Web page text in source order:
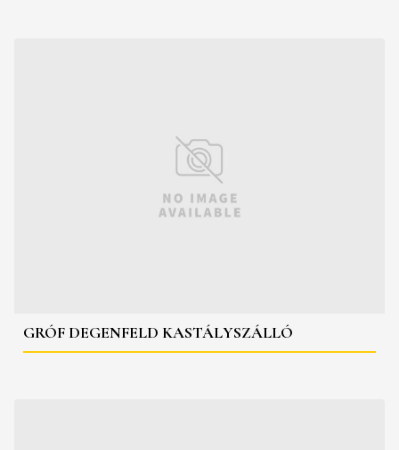
GRÓF DEGENFELD KASTÁLYSZÁLLÓ